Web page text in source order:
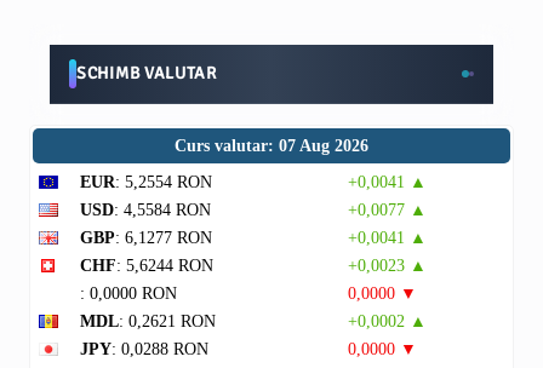
SCHIMB VALUTAR
Curs valutar: 07 Aug 2026
EUR: 5,2554 RON
+0,0041 ▲
USD: 4,5584 RON
+0,0077 ▲
GBP: 6,1277 RON
+0,0041 ▲
CHF: 5,6244 RON
+0,0023 ▲
: 0,0000 RON
0,0000 ▼
MDL: 0,2621 RON
+0,0002 ▲
JPY: 0,0288 RON
0,0000 ▼